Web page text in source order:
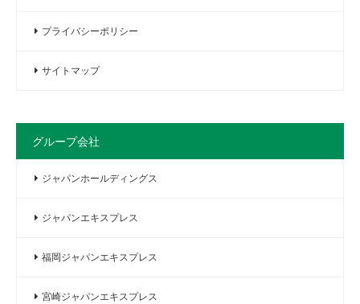
プライバシーポリシー
サイトマップ
グループ会社
ジャパンホールディングス
ジャパンエキスプレス
福岡ジャパンエキスプレス
宮崎ジャパンエキスプレス